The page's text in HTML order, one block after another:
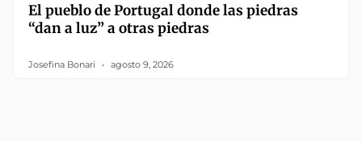
El pueblo de Portugal donde las piedras
“dan a luz” a otras piedras
Josefina Bonari agosto 9, 2026